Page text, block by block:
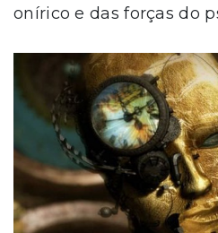
onírico e das forças do